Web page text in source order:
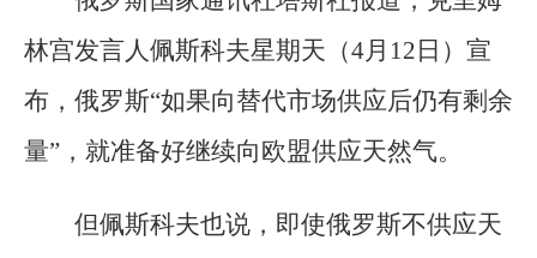
林宫发言人佩斯科夫星期天（4月12日）宣
布，俄罗斯“如果向替代市场供应后仍有剩余
量”，就准备好继续向欧盟供应天然气。
但佩斯科夫也说，即使俄罗斯不供应天